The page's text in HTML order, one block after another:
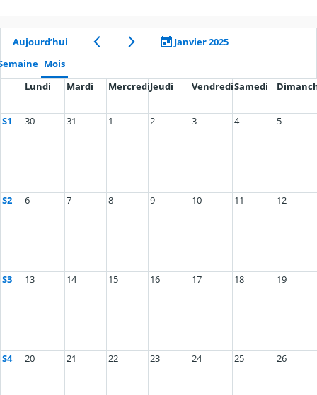
Aujourd’hui
Janvier 2025
Mois
Lundi
Mardi MercrediJeudi VendrediSamedi
S1 30 31 1 2 3 4 5
S2 6 7 8 9 10 11 12
S3 13 14 15 16 17 18 19
S4 20 21 22 23 24 25 26